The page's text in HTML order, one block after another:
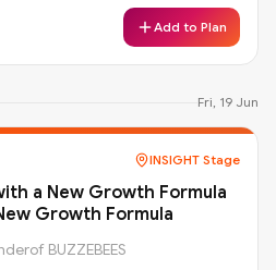
Add to Plan
Fri, 19 Jun
INSIGHT Stage
a New Growth Formula
Growth Formula
BUZZEBEES